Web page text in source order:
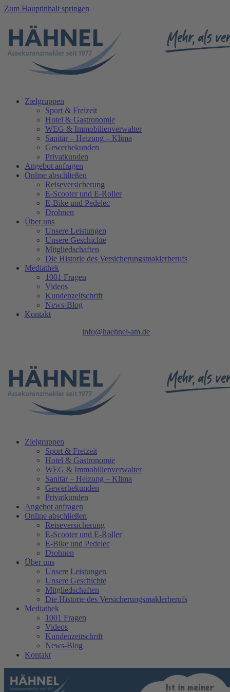
Zum Hauptinhalt springen
Zielgruppen
Sport & Freizeit
Hotel & Gastronomie
WEG & Immobilienverwalter
Sanitär – Heizung – Klima
Gewerbekunden
Privatkunden
Angebot anfragen
Online abschließen
Reiseversicherung
E-Scooter und E-Roller
E-Bike und Pedelec
Drohnen
Über uns
Unsere Leistungen
Unsere Geschichte
Mitgliedschaften
Die Historie des Versicherungsmaklerberufs
Mediathek
1001 Fragen
Videos
Kundenzeitschrift
News-Blog
Kontakt
info@haehnel-am.de
Zielgruppen
Sport & Freizeit
Hotel & Gastronomie
WEG & Immobilienverwalter
Sanitär – Heizung – Klima
Gewerbekunden
Privatkunden
Angebot anfragen
Online abschließen
Reiseversicherung
E-Scooter und E-Roller
E-Bike und Pedelec
Drohnen
Über uns
Unsere Leistungen
Unsere Geschichte
Mitgliedschaften
Die Historie des Versicherungsmaklerberufs
Mediathek
1001 Fragen
Videos
Kundenzeitschrift
News-Blog
Kontakt